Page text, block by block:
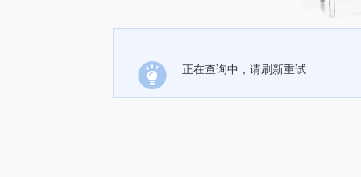
正在查询中，请刷新重试